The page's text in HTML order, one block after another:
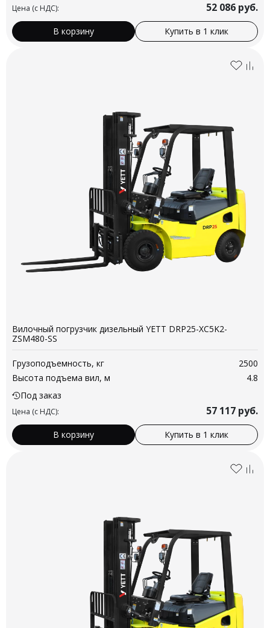
Цена (с НДС): 52 086 руб.
В корзину Купить в 1 клик
Вилочный погрузчик дизельный YETT DRP25-XC5K2-
ZSM480-SS
Грузоподъемность, кг
2500
Высота подъема вил, м
4.8
Под заказ
Цена (с НДС): 57 117 руб.
В корзину Купить в 1 клик